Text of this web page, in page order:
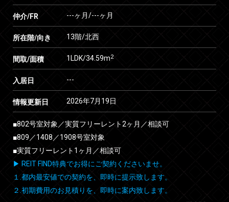
仲介/FR ---ヶ月/---ヶ月
所在階/向き 13階/北西
間取/面積 1LDK/34.59m2
入居日 ---
情報更新日 2026年7月19日
■802号室対象／実質フリーレント2ヶ月／相談可
■809／1408／1908号室対象
■実質フリーレント1ヶ月／相談可
▶ REIT FIND特典でお得にご契約くださいませ。
１.都内最安値での契約を、即時に提示致します。
２.初期費用のお見積りを、即時に案内致します。